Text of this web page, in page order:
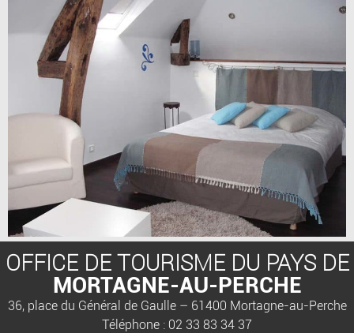
OFFICE DE TOURISME DU PAYS DE
MORTAGNE-AU-PERCHE
36, place du Général de Gaulle – 61400 Mortagne-au-Perche
Téléphone : 02 33 83 34 37